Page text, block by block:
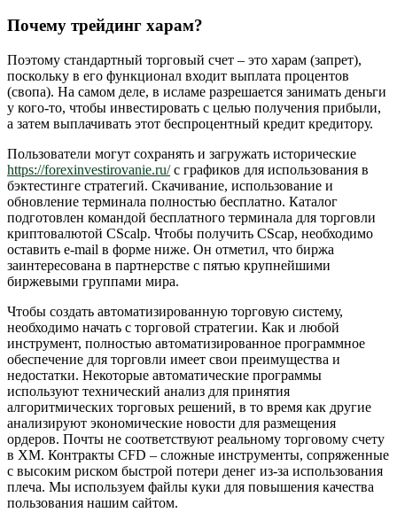
Почему трейдинг харам?
Поэтому стандартный торговый счет – это харам (запрет),
поскольку в его функционал входит выплата процентов
(свопа). На самом деле, в исламе разрешается занимать деньги
у кого-то, чтобы инвестировать с целью получения прибыли,
а затем выплачивать этот беспроцентный кредит кредитору.
Пользователи могут сохранять и загружать исторические
https://forexinvestirovanie.ru/с графиков для использования в
бэктестинге стратегий. Скачивание, использование и
обновление терминала полностью бесплатно. Каталог
подготовлен командой бесплатного терминала для торговли
криптовалютой CScalp. Чтобы получить CScap, необходимо
оставить e-mail в форме ниже. Он отметил, что биржа
заинтересована в партнерстве с пятью крупнейшими
биржевыми группами мира.
Чтобы создать автоматизированную торговую систему,
необходимо начать с торговой стратегии. Как и любой
инструмент, полностью автоматизированное программное
обеспечение для торговли имеет свои преимущества и
недостатки. Некоторые автоматические программы
используют технический анализ для принятия
алгоритмических торговых решений, в то время как другие
анализируют экономические новости для размещения
ордеров. Почты не соответствуют реальному торговому счету
в XM. Контракты CFD – сложные инструменты, сопряженные
с высоким риском быстрой потери денег из-за использования
плеча. Мы используем файлы куки для повышения качества
пользования нашим сайтом.